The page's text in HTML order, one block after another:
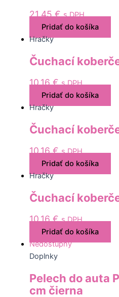
21,45€ s DPH
Pridať do košíka
Hračky
Čuchací
10,16€ s DPH
Pridať do košíka
Hračky
Čuchací
10,16€ s DPH
Pridať do košíka
Hračky
Čuchací
10,16€ s DPH
Pridať do košíka
Nedostupný
Doplnky
Pelech do auta
cm čierna